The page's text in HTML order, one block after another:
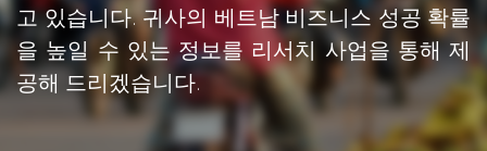
고 있습니다. 귀사의 베트남 비즈니스 성공 확률
을 높일 수 있는 정보를 리서치 사업을 통해 제
공해 드리겠습니다.